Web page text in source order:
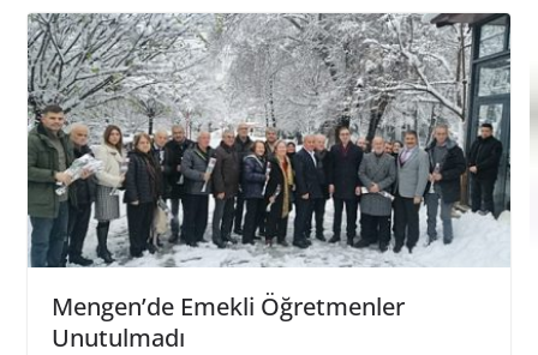
Mengen’de Emekli Öğretmenler
Unutulmadı